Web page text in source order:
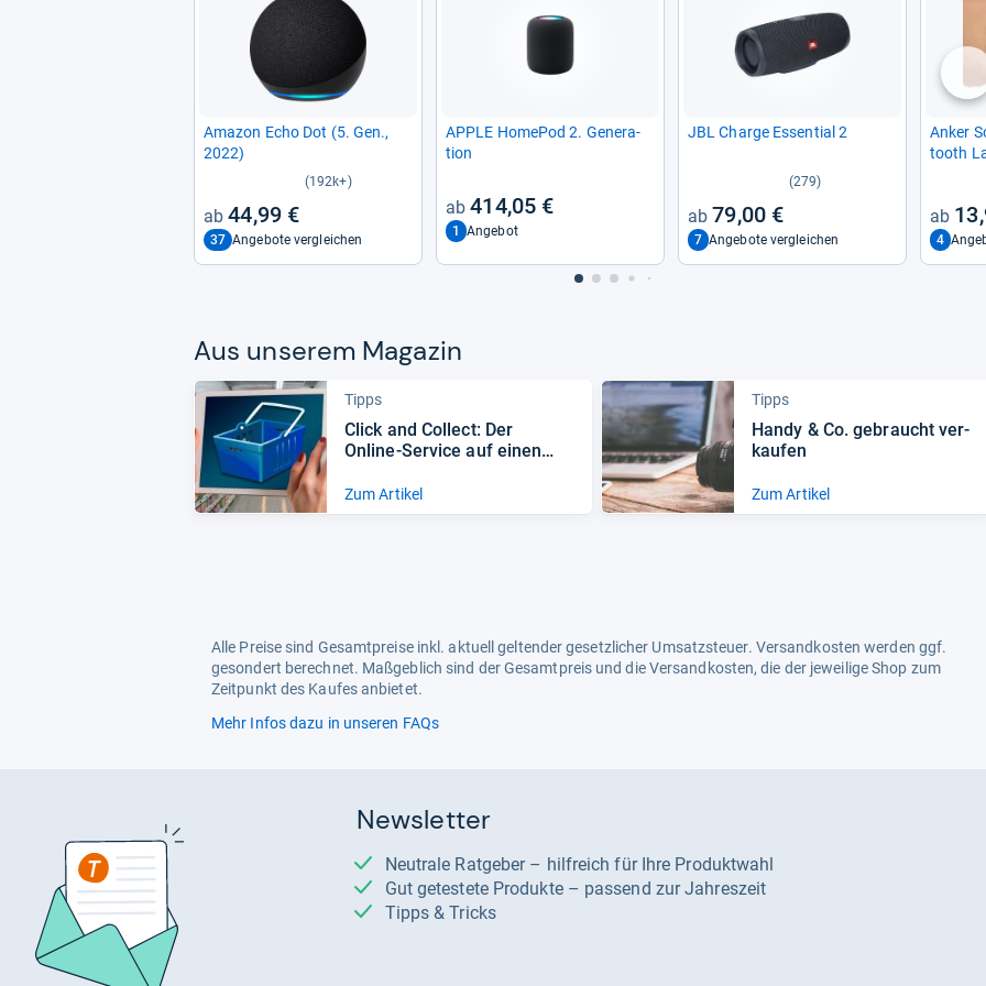
Ama­zon Echo Dot (5. Gen.,
2022)
(192k+)
44,99 €
37 Angebote vergleichen
APPLE Home­Pod 2. Gene­ra­
tion
414,05 €
1 Angebot
JBL Charge Essen­tial 2
(279)
79,00 €
7 Angebote vergleichen
Anker
tooth
4
Aus unse­rem Maga­zin
Tipps
Click and Col­lect: Der
Online-​Ser­vice auf einen
Zum Artikel
Tipps
Handy & Co. gebraucht ver­
kau­fen
Zum Artikel
Alle Preise sind Gesamtpreise inkl. aktuell geltender gesetzlicher Umsatzsteuer. Versandkosten werden ggf.
gesondert berechnet. Maßgeblich sind der Gesamtpreis und die Versandkosten, die der jeweilige Shop zum
Zeitpunkt des Kaufes anbietet.
Mehr Infos dazu in unseren FAQs
Newsletter
Neutrale Ratgeber – hilfreich für Ihre Produktwahl
Gut getestete Produkte – passend zur Jahreszeit
Tipps & Tricks